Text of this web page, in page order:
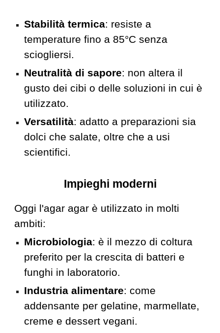
Stabilità termica: resiste a
temperature fino a 85°C senza
sciogliersi.
Neutralità di sapore: non altera il
gusto dei cibi o delle soluzioni in cui è
utilizzato.
Versatilità: adatto a preparazioni sia
dolci che salate, oltre che a usi
scientifici.
Impieghi moderni
Oggi l'agar agar è utilizzato in molti
ambiti:
Microbiologia: è il mezzo di coltura
preferito per la crescita di batteri e
funghi in laboratorio.
Industria alimentare: come
addensante per gelatine, marmellate,
creme e dessert vegani.